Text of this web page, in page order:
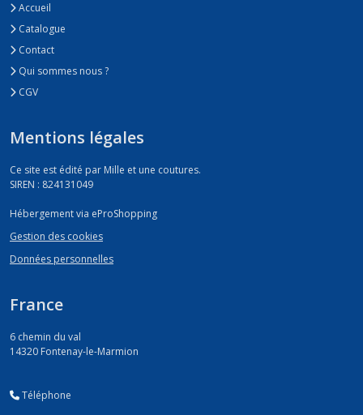
Accueil
Catalogue
Contact
Qui sommes nous ?
CGV
Mentions légales
Ce site est édité par Mille et une coutures.
SIREN : 824131049
Hébergement via eProShopping
Gestion des cookies
Données personnelles
France
6 chemin du val
14320 Fontenay-le-Marmion
Téléphone